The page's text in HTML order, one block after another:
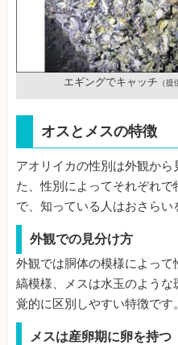
エギングでキャッチ （
オスとメスの特徴
アオリイカの性別は外観か
た、性別によってそれぞれ
で、知っている人はおさらい
外観での見分け方
外観では胴体の模様によっ
縞模様、メスは水玉のよう
覚的に区別しやすい特徴です。
メスは産卵期に卵を持つ